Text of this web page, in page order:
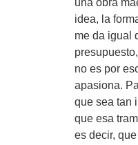
una obra
idea, la
me da igual
no es por
apasiona.
que sea tan
que esa
es decir,